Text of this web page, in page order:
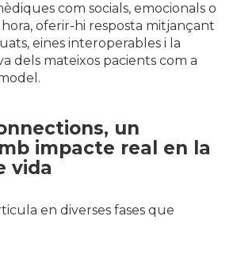
com socials, emocionals o
oferir-hi resposta mitjançant
eines interoperables i la
dels mateixos pacients com a
un
impacte real en la
vida
en diverses fases que